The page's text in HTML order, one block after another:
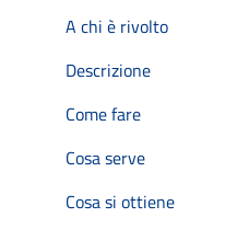
A chi è rivolto
Descrizione
Come fare
Cosa serve
Cosa si ottiene